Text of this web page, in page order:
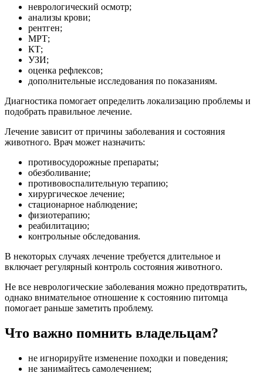
неврологический осмотр;
анализы крови;
рентген;
МРТ;
КТ;
УЗИ;
оценка рефлексов;
дополнительные исследования по показаниям.
Диагностика помогает определить локализацию проблемы и
подобрать правильное лечение.
Лечение зависит от причины заболевания и состояния
животного. Врач может назначить:
противосудорожные препараты;
обезболивание;
противовоспалительную терапию;
хирургическое лечение;
стационарное наблюдение;
физиотерапию;
реабилитацию;
контрольные обследования.
В некоторых случаях лечение требуется длительное и
включает регулярный контроль состояния животного.
Не все неврологические заболевания можно предотвратить,
однако внимательное отношение к состоянию питомца
помогает раньше заметить проблему.
Что важно помнить владельцам?
не игнорируйте изменение походки и поведения;
не занимайтесь самолечением;